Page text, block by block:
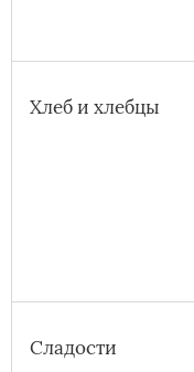
Хлеб и хлебцы
Сладости